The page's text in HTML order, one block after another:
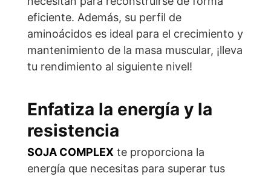
eficiente. Además, su perfil de
aminoácidos es ideal para el crecimiento y
mantenimiento de la masa muscular, ¡lleva
tu rendimiento al siguiente nivel!
Enfatiza la energía y la
resistencia
SOJA COMPLEX te proporciona la
energía que necesitas para superar tus